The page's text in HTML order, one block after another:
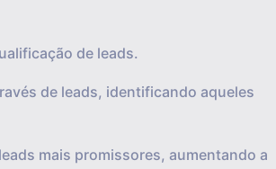
de leads.
de leads, identificando aqueles
mais promissores, aumentando a